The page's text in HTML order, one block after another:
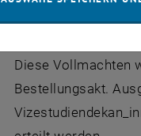
enthält
Nach der
Diese Vollmachten
Bestellungsakt.